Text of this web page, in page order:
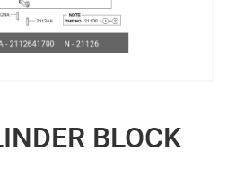
BLOCK